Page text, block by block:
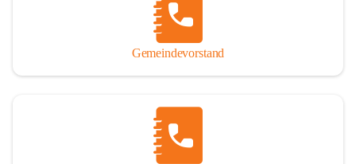
Gemeindevorstand